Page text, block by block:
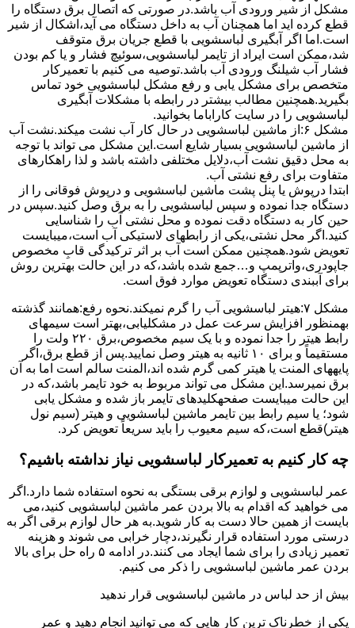
مشکل از شیر ورودی آب باشد.در صورتی که اتصال برق دستگاه را
قطع کرده اید اما همچنان آب به داخل دستگاه می آید،اشکال از شیر
است.اما اگر آبگیری لباسشویی با قطع جریان برق متوقف
شد،ممکن است ایراد از تایمر لباسشویی،سوئیچ فشار و یا کم بودن
فشار آب شیلنگ ورودی آب باشد.توصیه می کنیم با تعمیرکار
متخصص برای مشکل یابی و رفع مشکل لباسشویی خود تماس
بگیرید.همچنین مطالب بیشتر در رابطه با مشکلات آبگیری
لباسشویی را در سایت کاراباما بخوانید.
مشکل ۶:از ﻣﺎﺷﯿﻦ لباسشویی در ﺣﺎل ﮐﺎر آب ﻧﺸﺖ میکند.نشت آب
از ماشین لباسشویی بسیار شایع است.این مشکل می تواند با توجه
به محل دقیق نشت آب،دلایل مختلفی داشته باشد و لذا راهکارهای
متفاوت برای رفع نشتی آب.
ابتدا درپوش یا پنل ﭘﺸﺖ ﻣﺎﺷﯿﻦ لباسشویی و درپوش ﻓﻮﻗﺎﻧﯽ را از
دستگاه ﺟﺪا ﻧﻤﻮده و ﺳﭙﺲ لباسشویی را ﺑﻪ ﺑﺮق وصل ﮐﻨﯿﺪ.سپس در
حین کار به دستگاه دقت نموده و ﻣﺤﻞ نشتی آب را ﺷﻨﺎﺳﺎﯾﯽ
کنید.اﮔﺮ ﻣﺤﻞ نشتی،ﯾﮑﯽ از رابطهای ﻻﺳﺘﯿﮑﯽ آب اﺳﺖ،میبایست
ﺗﻌﻮﯾﺾ شود.همچنین ﻣﻤﮑﻦ اﺳﺖ آب بر اثر ﺗﺮﮐﯿﺪﮔﯽ قابِ ﻣﺨﺼﻮص
ﺟﺎﭘﻮدری،واترپمپ و…جمع شده ﺑﺎﺷﺪ،ﮐﻪ در این حالت بهترین روش
برای آببندی دستگاه ﺗﻌﻮﯾﺾ ﻣﻮارد ﻓﻮق اﺳﺖ.
مشکل ۷:ﻫﯿﺘﺮ لباسشویی آب را ﮔﺮم نمیکند.نحوه رﻓﻊ:ﻫﻤﺎﻧﻨﺪ ﮔﺬﺷﺘﻪ
بهمنظور اﻓﺰاﯾﺶ ﺳﺮﻋﺖ ﻋﻤﻞ در مشکلیابی،بهتر است سیمهای
راﺑﻂ ﻫﯿﺘﺮ را ﺟﺪا ﻧﻤﻮده و ﺑﺎ ﯾﮏ ﺳﯿﻢ ﻣﺨﺼﻮص،برق ۲۲۰ ولت را
مستقیماً و برای ۱۰ ﺛﺎﻧﯿﻪ ﺑﻪ ﻫﯿﺘﺮ وصل نمایید.ﭘﺲ از ﻗﻄﻊ ﺑﺮق،اﮔﺮ
پایههای اﻟﻤﻨﺖ یا هیتر کمی ﮔﺮم ﺷﺪه اند،اﻟﻤﻨﺖ ﺳﺎﻟﻢ است اما ﺑﻪ آن
ﺑﺮق نمیرسد.اﯾﻦ ﻣﺸﮑﻞ می تواند مربوط به ﺧﻮد ﺗﺎﯾﻤﺮ باشد،ﮐﻪ در
این حالت میبایست صفحهکلیدهای ﺗﺎﯾﻤﺮ باز شده و مشکل یابی
شود؛ ﯾﺎ ﺳﯿﻢ راﺑﻂ ﺑﯿﻦ ﺗﺎﯾﻤﺮ ماشین لباسشویی و ﻫﯿﺘﺮ (سیم ﻧﻮل
ﻫﯿﺘﺮ)ﻗﻄﻊ اﺳﺖ،ﮐﻪ ﺳﯿﻢ ﻣﻌﯿﻮب را ﺑﺎﯾﺪ سریعاً ﺗﻌﻮﯾﺾ کرد.
چه کار کنیم به تعمیرکار لباسشویی نیاز نداشته باشیم؟
عمر لباسشویی و لوازم برقی بستگی به نحوه استفاده شما دارد.اگر
می خواهید که اقدام به بالا بردن عمر ماشین لباسشویی کنید،می
بایست از همین حالا دست به کار شوید.به هر حال لوازم برقی اگر به
درستی مورد استفاده قرار نگیرند،دچار خرابی می شوند و هزینه
تعمیر زیادی را برای شما ایجاد می کنند.در ادامه ۵ راه حل برای بالا
بردن عمر ماشین لباسشویی را ذکر می کنیم.
بیش از حد لباس در ماشین لباسشویی قرار ندهید
یکی از خطرناک ترین کار هایی که می توانید انجام دهید و عمر